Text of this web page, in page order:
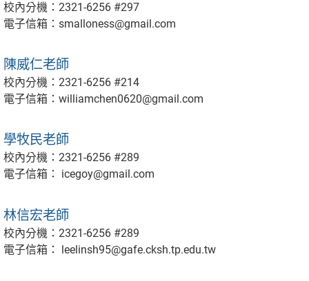
校內分機：2321-6256 #297
電子信箱：smalloness@gmail.com
陳威仁老師
校內分機：2321-6256 #214
電子信箱：williamchen0620@gmail.com
學牧民老師
校內分機：2321-6256 #289
電子信箱： icegoy@gmail.com
林信宏老師
校內分機：2321-6256 #289
電子信箱： leelinsh95@gafe.cksh.tp.edu.tw